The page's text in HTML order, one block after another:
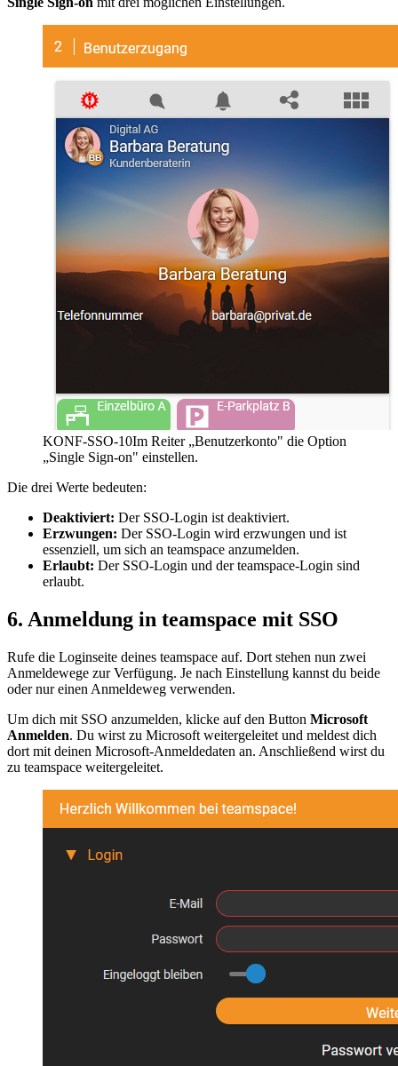
KONF-SSO-10Im Reiter „Benutzerkonto" die Option
„Single Sign-on" einstellen.
Die drei Werte bedeuten:
Deaktiviert: Der SSO-Login ist deaktiviert.
Erzwungen: Der SSO-Login wird erzwungen und ist
essenziell, um sich an teamspace anzumelden.
Erlaubt: Der SSO-Login und der teamspace-Login sind
erlaubt.
6. Anmeldung in teamspace mit SSO
Rufe die Loginseite deines teamspace auf. Dort stehen nun zwei
Anmeldewege zur Verfügung. Je nach Einstellung kannst du beide
oder nur einen Anmeldeweg verwenden.
Um dich mit SSO anzumelden, klicke auf den Button Microsoft
Anmelden. Du wirst zu Microsoft weitergeleitet und meldest dich
dort mit deinen Microsoft-Anmeldedaten an. Anschließend wirst du
zu teamspace weitergeleitet.